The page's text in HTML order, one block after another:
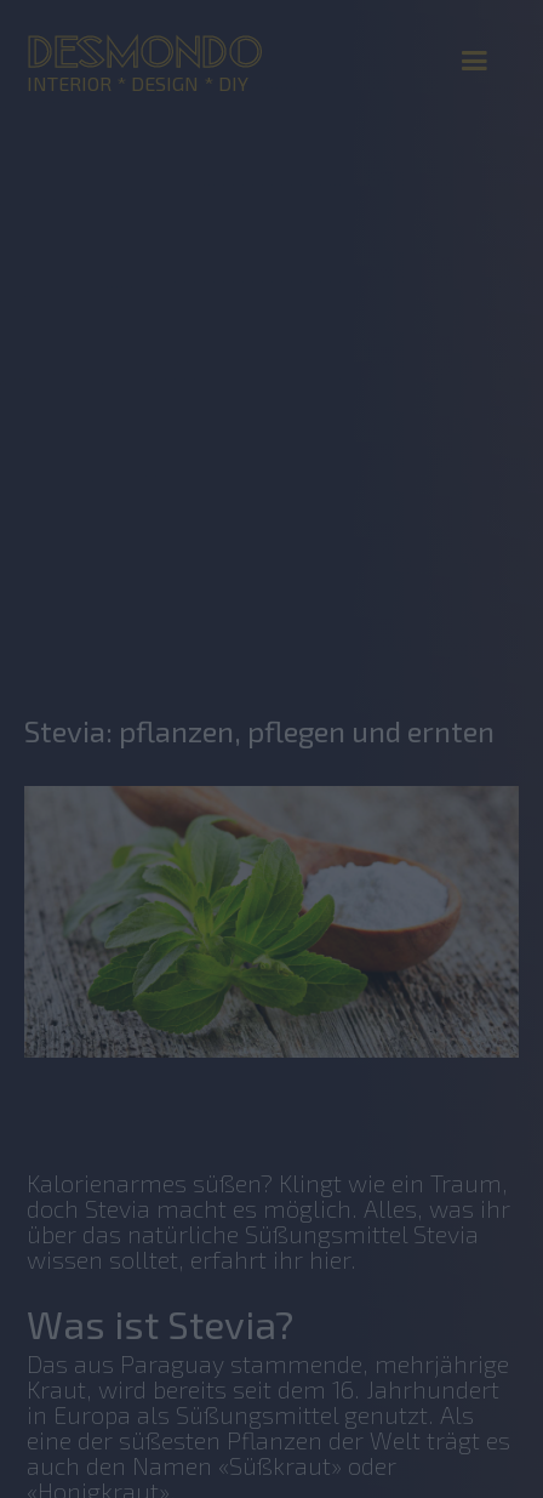
DESMONDO
INTERIOR * DESIGN * DIY
Stevia: pflanzen, pflegen und ernten
Kalorienarmes süßen? Klingt wie ein Traum,
doch Stevia macht es möglich. Alles, was ihr
über das natürliche Süßungsmittel Stevia
wissen solltet, erfahrt ihr hier.
Was ist Stevia?
Das aus Paraguay stammende, mehrjährige
Kraut, wird bereits seit dem 16. Jahrhundert
in Europa als Süßungsmittel genutzt. Als
eine der süßesten Pflanzen der Welt trägt es
auch den Namen «Süßkraut» oder
«Honigkraut».